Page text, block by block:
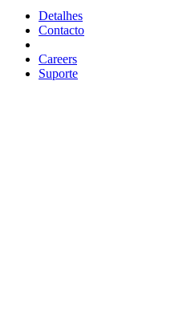
Detalhes
Contacto
Careers
Suporte